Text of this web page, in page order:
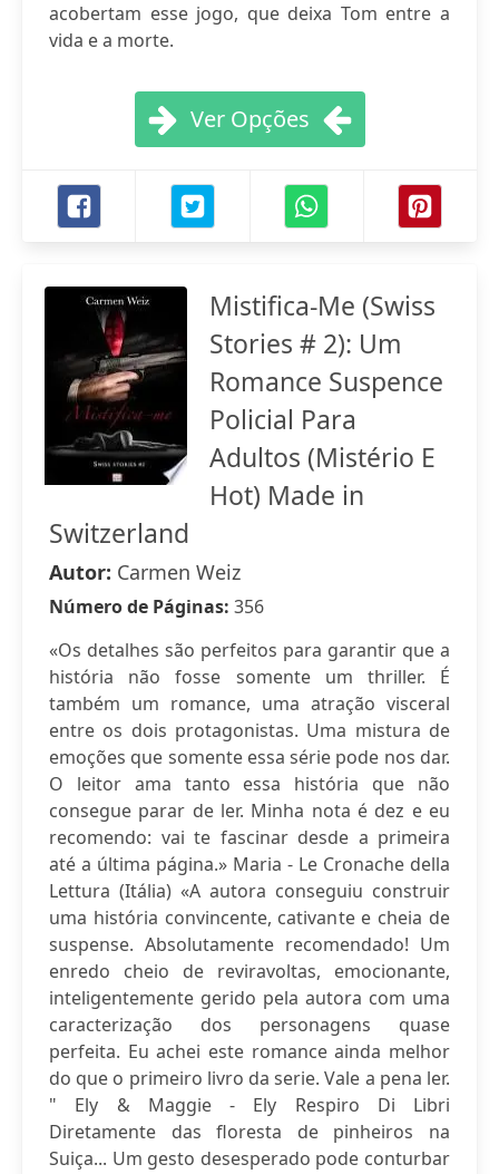
acobertam esse jogo, que deixa Tom entre a
vida e a morte.
Ver Opções
Mistifica-Me (Swiss
Stories # 2): Um
Romance Suspence
Policial Para
Adultos (Mistério E
Hot) Made in
Switzerland
Autor: Carmen Weiz
Número de Páginas: 356
«Os detalhes são perfeitos para garantir que a
história não fosse somente um thriller. É
também um romance, uma atração visceral
entre os dois protagonistas. Uma mistura de
emoções que somente essa série pode nos dar.
O leitor ama tanto essa história que não
consegue parar de ler. Minha nota é dez e eu
recomendo: vai te fascinar desde a primeira
até a última página.» Maria - Le Cronache della
Lettura (Itália) «A autora conseguiu construir
uma história convincente, cativante e cheia de
suspense. Absolutamente recomendado! Um
enredo cheio de reviravoltas, emocionante,
inteligentemente gerido pela autora com uma
caracterização dos personagens quase
perfeita. Eu achei este romance ainda melhor
do que o primeiro livro da serie. Vale a pena ler.
" Ely & Maggie - Ely Respiro Di Libri
Diretamente das floresta de pinheiros na
Suiça... Um gesto desesperado pode conturbar